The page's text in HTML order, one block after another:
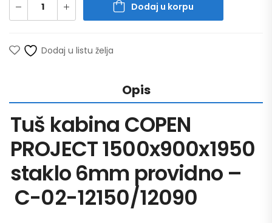
Dodaj u korpu
Dodaj u listu želja
Opis
Tuš kabina COPEN
PROJECT 1500x900x1950
staklo 6mm providno –
C-02-12150/12090